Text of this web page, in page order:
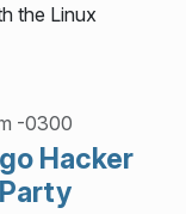
the Linux
-0300
Hacker